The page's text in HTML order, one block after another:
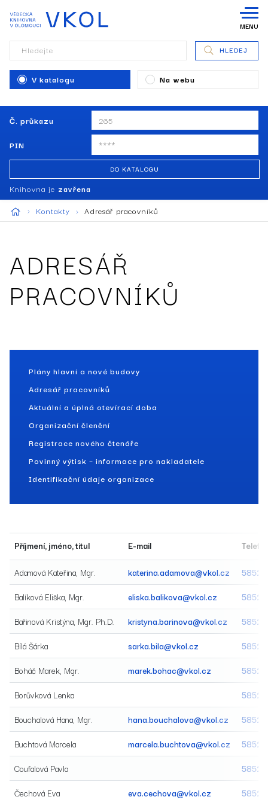
Č. průkazu
PIN
DO KATALOGU
Knihovna je zavřena
MENU
Hledejte
V katalogu Na webu
HLEDEJ
Kontakty Adresář pracovníků
ADRESÁŘ
PRACOVNÍKŮ
Plány hlavní a nové budovy
Adresář pracovníků
Aktuální a úplná otevírací doba
Organizační členění
Registrace nového čtenáře
Povinný výtisk – informace pro nakladatele
Identifikační údaje organizace
Příjmení, jméno, titul E-mail
Adamová Kateřina, Mgr. katerina.adamova@vkol.cz
Balíková Eliška, Mgr.
eliska.balikova@vkol.cz
Bařinová Kristýna, Mgr. Ph.D.
kristyna.barinova@vkol.cz
Bílá Šárka
sarka.bila@vkol.cz
Boháč Marek, Mgr.
marek.bohac@vkol.cz
Borůvková Lenka
Bouchalová Hana, Mgr.
hana.bouchalova@vkol.cz
Buchtová Marcela
marcela.buchtova@vkol.cz
Coufalová Pavla
Čechová Eva
eva.cechova@vkol.cz